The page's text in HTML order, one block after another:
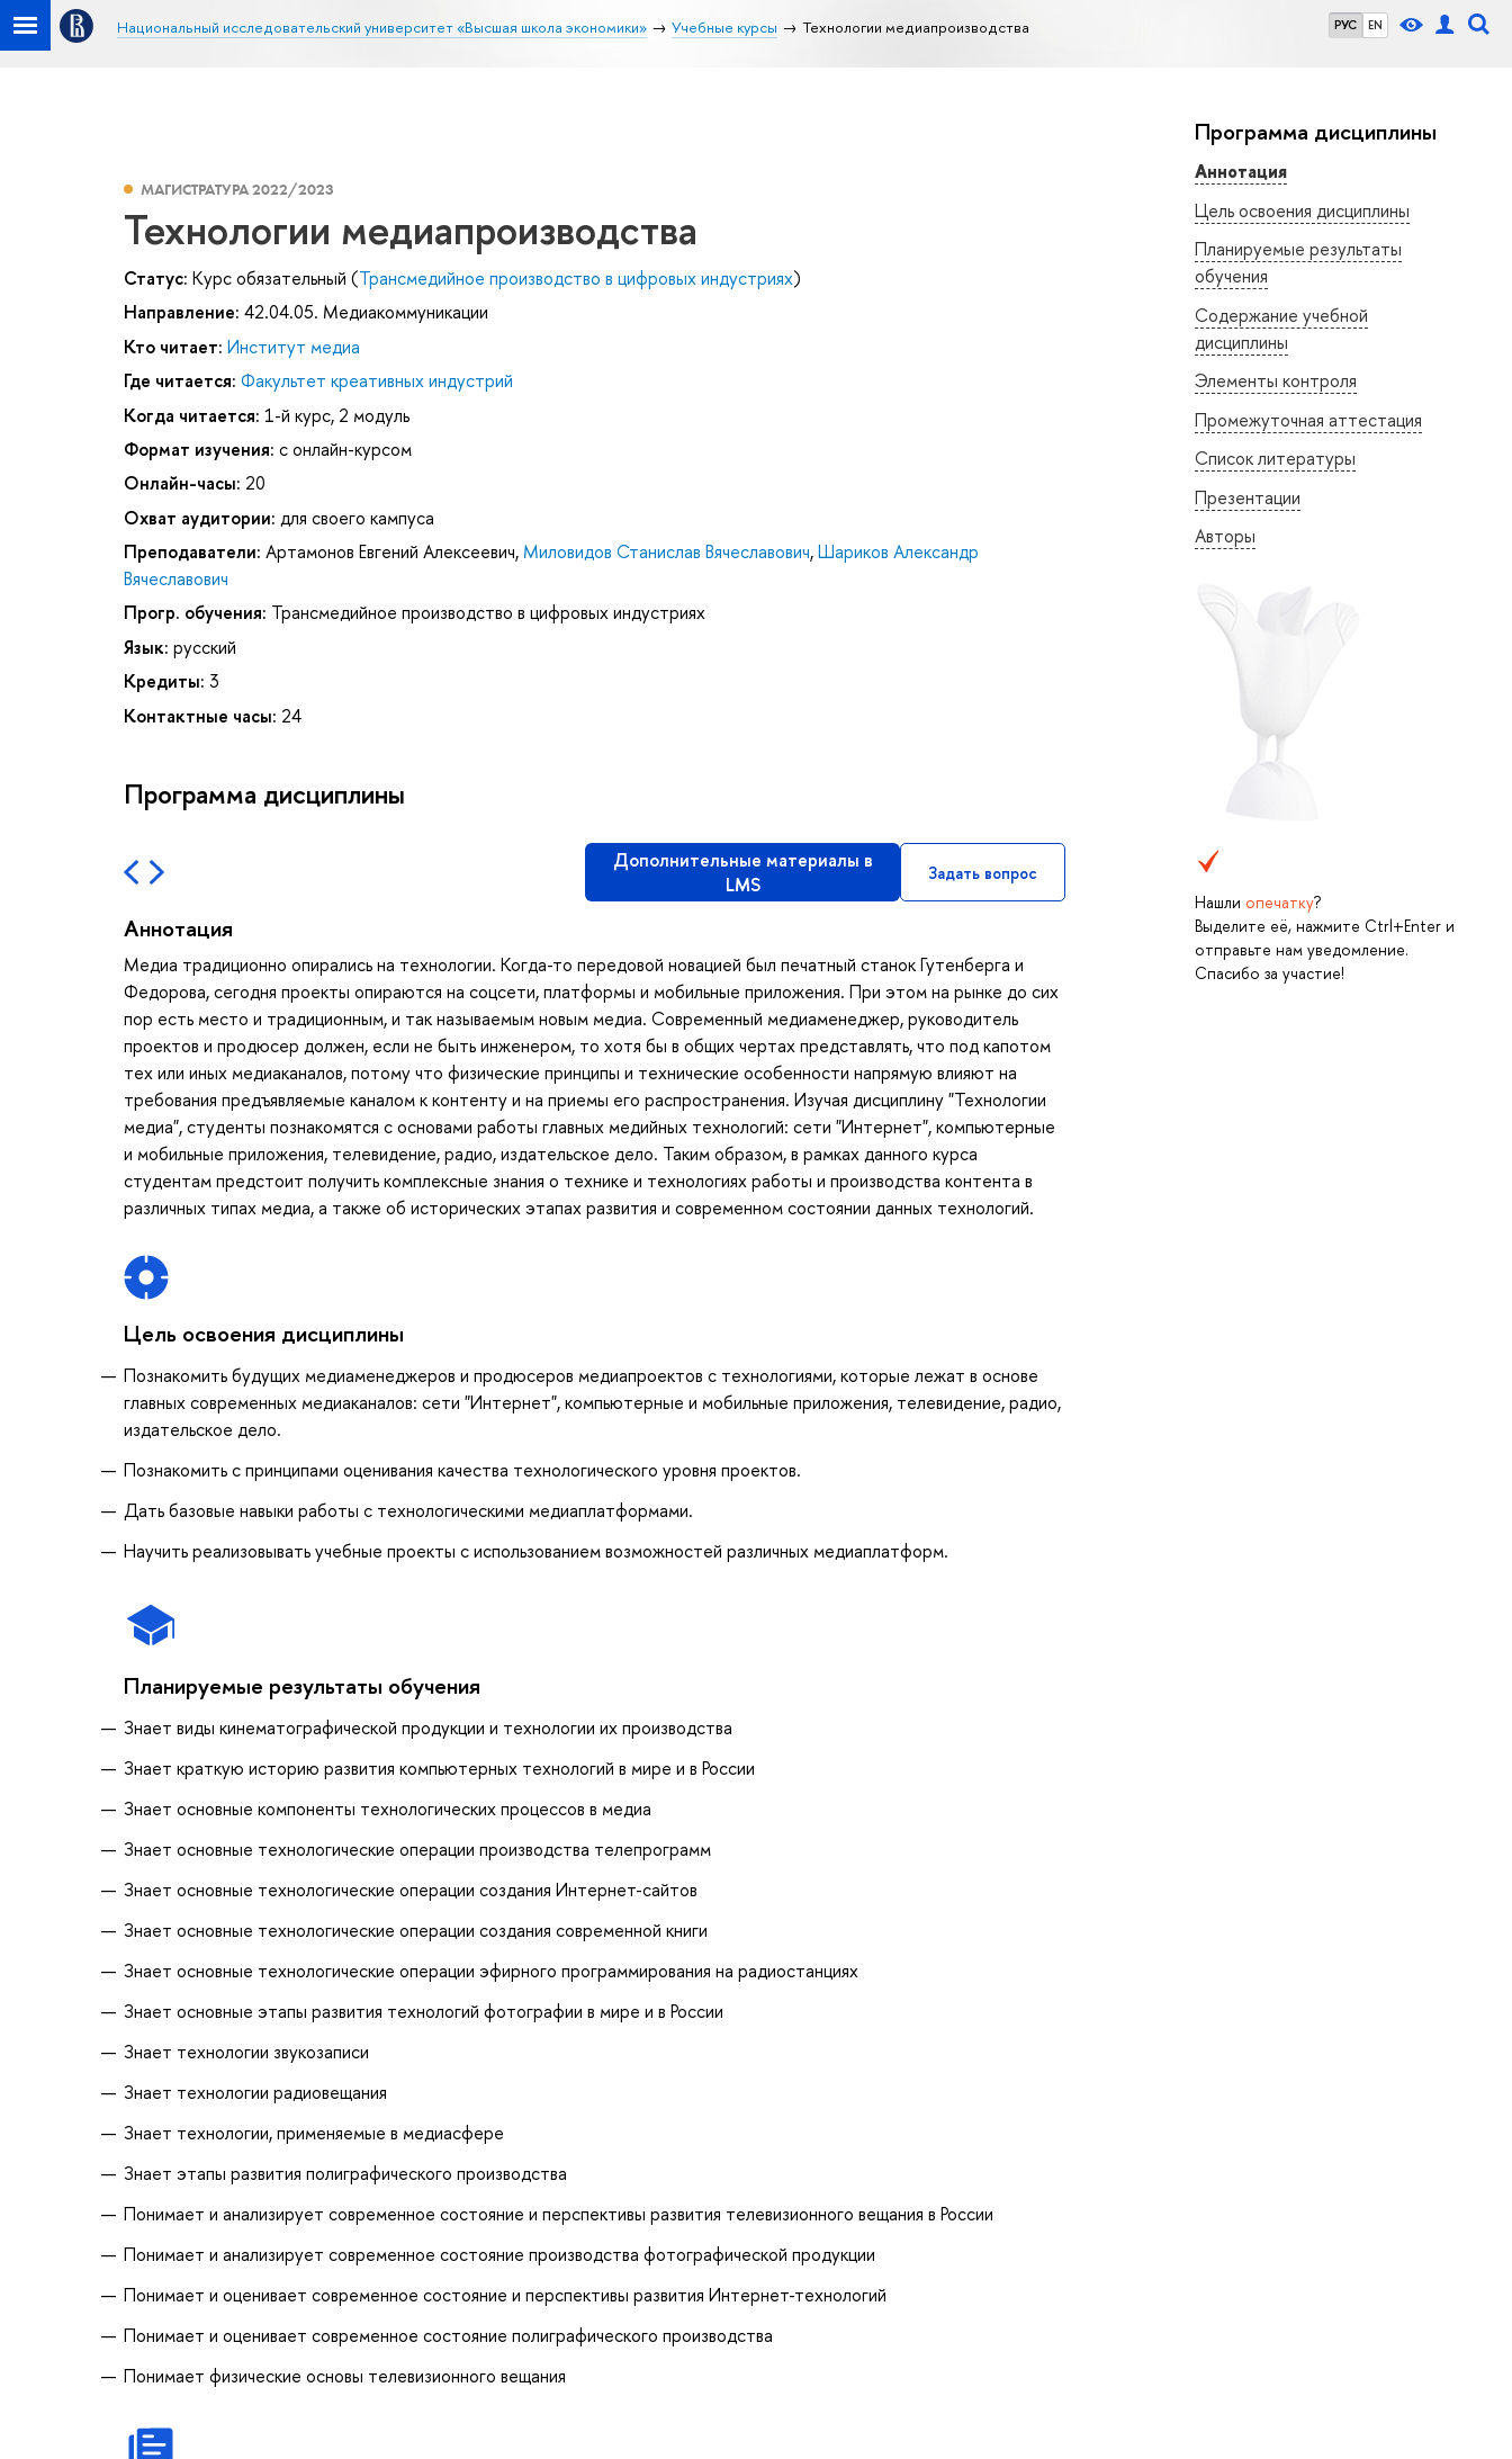
РУС EN
Национальный исследовательский университет «Высшая школа экономики» Учебные курсы Технологии медиапроизводства
Программа дисциплины
Аннотация
Цель освоения дисциплины
Планируемые результаты
обучения
Содержание учебной
дисциплины
Элементы контроля
Промежуточная аттестация
Список литературы
Презентации
Авторы
Нашли опечатку?
Выделите её, нажмите Ctrl+Enter и
отправьте нам уведомление.
Спасибо за участие!
МАГИСТРАТУРА 2022/2023
Технологии медиапроизводства
Статус: Курс обязательный (Трансмедийное производство в цифровых индустриях)
Направление: 42.04.05. Медиакоммуникации
Кто читает: Институт медиа
Где читается: Факультет креативных индустрий
Когда читается: 1-й курс, 2 модуль
Формат изучения: с онлайн-курсом
Онлайн-часы: 20
Охват аудитории: для своего кампуса
Преподаватели: Артамонов Евгений Алексеевич, Миловидов Станислав Вячеславович,Шариков Александр
Вячеславович
Прогр. обучения: Трансмедийное производство в цифровых индустриях
Язык: русский
Кредиты: 3
Контактные часы: 24
Программа дисциплины
Дополнительные материалы в
LMS
Задать вопрос
Аннотация
Медиа традиционно опирались на технологии. Когда-то передовой новацией был печатный станок Гутенберга и
Федорова, сегодня проекты опираются на соцсети, платформы и мобильные приложения. При этом на рынке до сих
пор есть место и традиционным, и так называемым новым медиа. Современный медиаменеджер, руководитель
проектов и продюсер должен, если не быть инженером, то хотя бы в общих чертах представлять, что под капотом
тех или иных медиаканалов, потому что физические принципы и технические особенности напрямую влияют на
требования предъявляемые каналом к контенту и на приемы его распространения. Изучая дисциплину "Технологии
медиа", студенты познакомятся с основами работы главных медийных технологий: сети "Интернет", компьютерные
и мобильные приложения, телевидение, радио, издательское дело. Таким образом, в рамках данного курса
студентам предстоит получить комплексные знания о технике и технологиях работы и производства контента в
различных типах медиа, а также об исторических этапах развития и современном состоянии данных технологий.
Цель освоения дисциплины
Познакомить будущих медиаменеджеров и продюсеров медиапроектов с технологиями, которые лежат в основе
главных современных медиаканалов: сети "Интернет", компьютерные и мобильные приложения, телевидение, радио,
издательское дело.
Познакомить с принципами оценивания качества технологического уровня проектов.
Дать базовые навыки работы с технологическими медиаплатформами.
Научить реализовывать учебные проекты с использованием возможностей различных медиаплатформ.
Планируемые результаты обучения
Знает виды кинематографической продукции и технологии их производства
Знает краткую историю развития компьютерных технологий в мире и в России
Знает основные компоненты технологических процессов в медиа
Знает основные технологические операции производства телепрограмм
Знает основные технологические операции создания Интернет-сайтов
Знает основные технологические операции создания современной книги
Знает основные технологические операции эфирного программирования на радиостанциях
Знает основные этапы развития технологий фотографии в мире и в России
Знает технологии звукозаписи
Знает технологии радиовещания
Знает технологии, применяемые в медиасфере
Знает этапы развития полиграфического производства
Понимает и анализирует современное состояние и перспективы развития телевизионного вещания в России
Понимает и анализирует современное состояние производства фотографической продукции
Понимает и оценивает современное состояние и перспективы развития Интернет-технологий
Понимает и оценивает современное состояние полиграфического производства
Понимает физические основы телевизионного вещания